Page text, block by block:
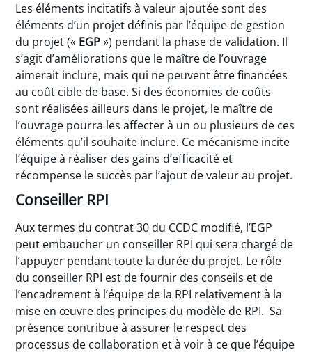
Les éléments incitatifs à valeur ajoutée sont des
éléments d’un projet définis par l’équipe de gestion
du projet (« EGP») pendant la phase de validation. Il
s’agit d’améliorations que le maître de l’ouvrage
aimerait inclure, mais qui ne peuvent être financées
au coût cible de base. Si des économies de coûts
sont réalisées ailleurs dans le projet, le maître de
l’ouvrage pourra les affecter à un ou plusieurs de ces
éléments qu’il souhaite inclure. Ce mécanisme incite
l’équipe à réaliser des gains d’efficacité et
récompense le succès par l’ajout de valeur au projet.
Conseiller RPI
Aux termes du contrat 30 du CCDC modifié, l’EGP
peut embaucher un conseiller RPI qui sera chargé de
l’appuyer pendant toute la durée du projet. Le rôle
du conseiller RPI est de fournir des conseils et de
l’encadrement à l’équipe de la RPI relativement à la
mise en œuvre des principes du modèle de RPI. Sa
présence contribue à assurer le respect des
processus de collaboration et à voir à ce que l’équipe